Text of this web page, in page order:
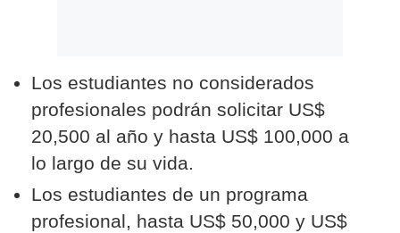
Los estudiantes no considerados
profesionales podrán solicitar US$
20,500 al año y hasta US$ 100,000 a
lo largo de su vida.
Los estudiantes de un programa
profesional, hasta US$ 50,000 y US$